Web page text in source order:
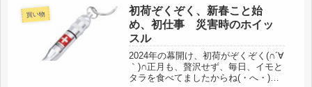
し、駅前まで、歩くことに。筋トレ同
級生は、５時前に起きているそうなの
で、...
買い物
初荷ぞくぞく、新春こと始
め、初仕事 災害時のホイッ
スル
2024年の幕開け、初荷がぞくぞく(∩´∀
｀)∩正月も、贅沢せず、毎日、イモと
タラを食べてましたからね(・へ・)朝